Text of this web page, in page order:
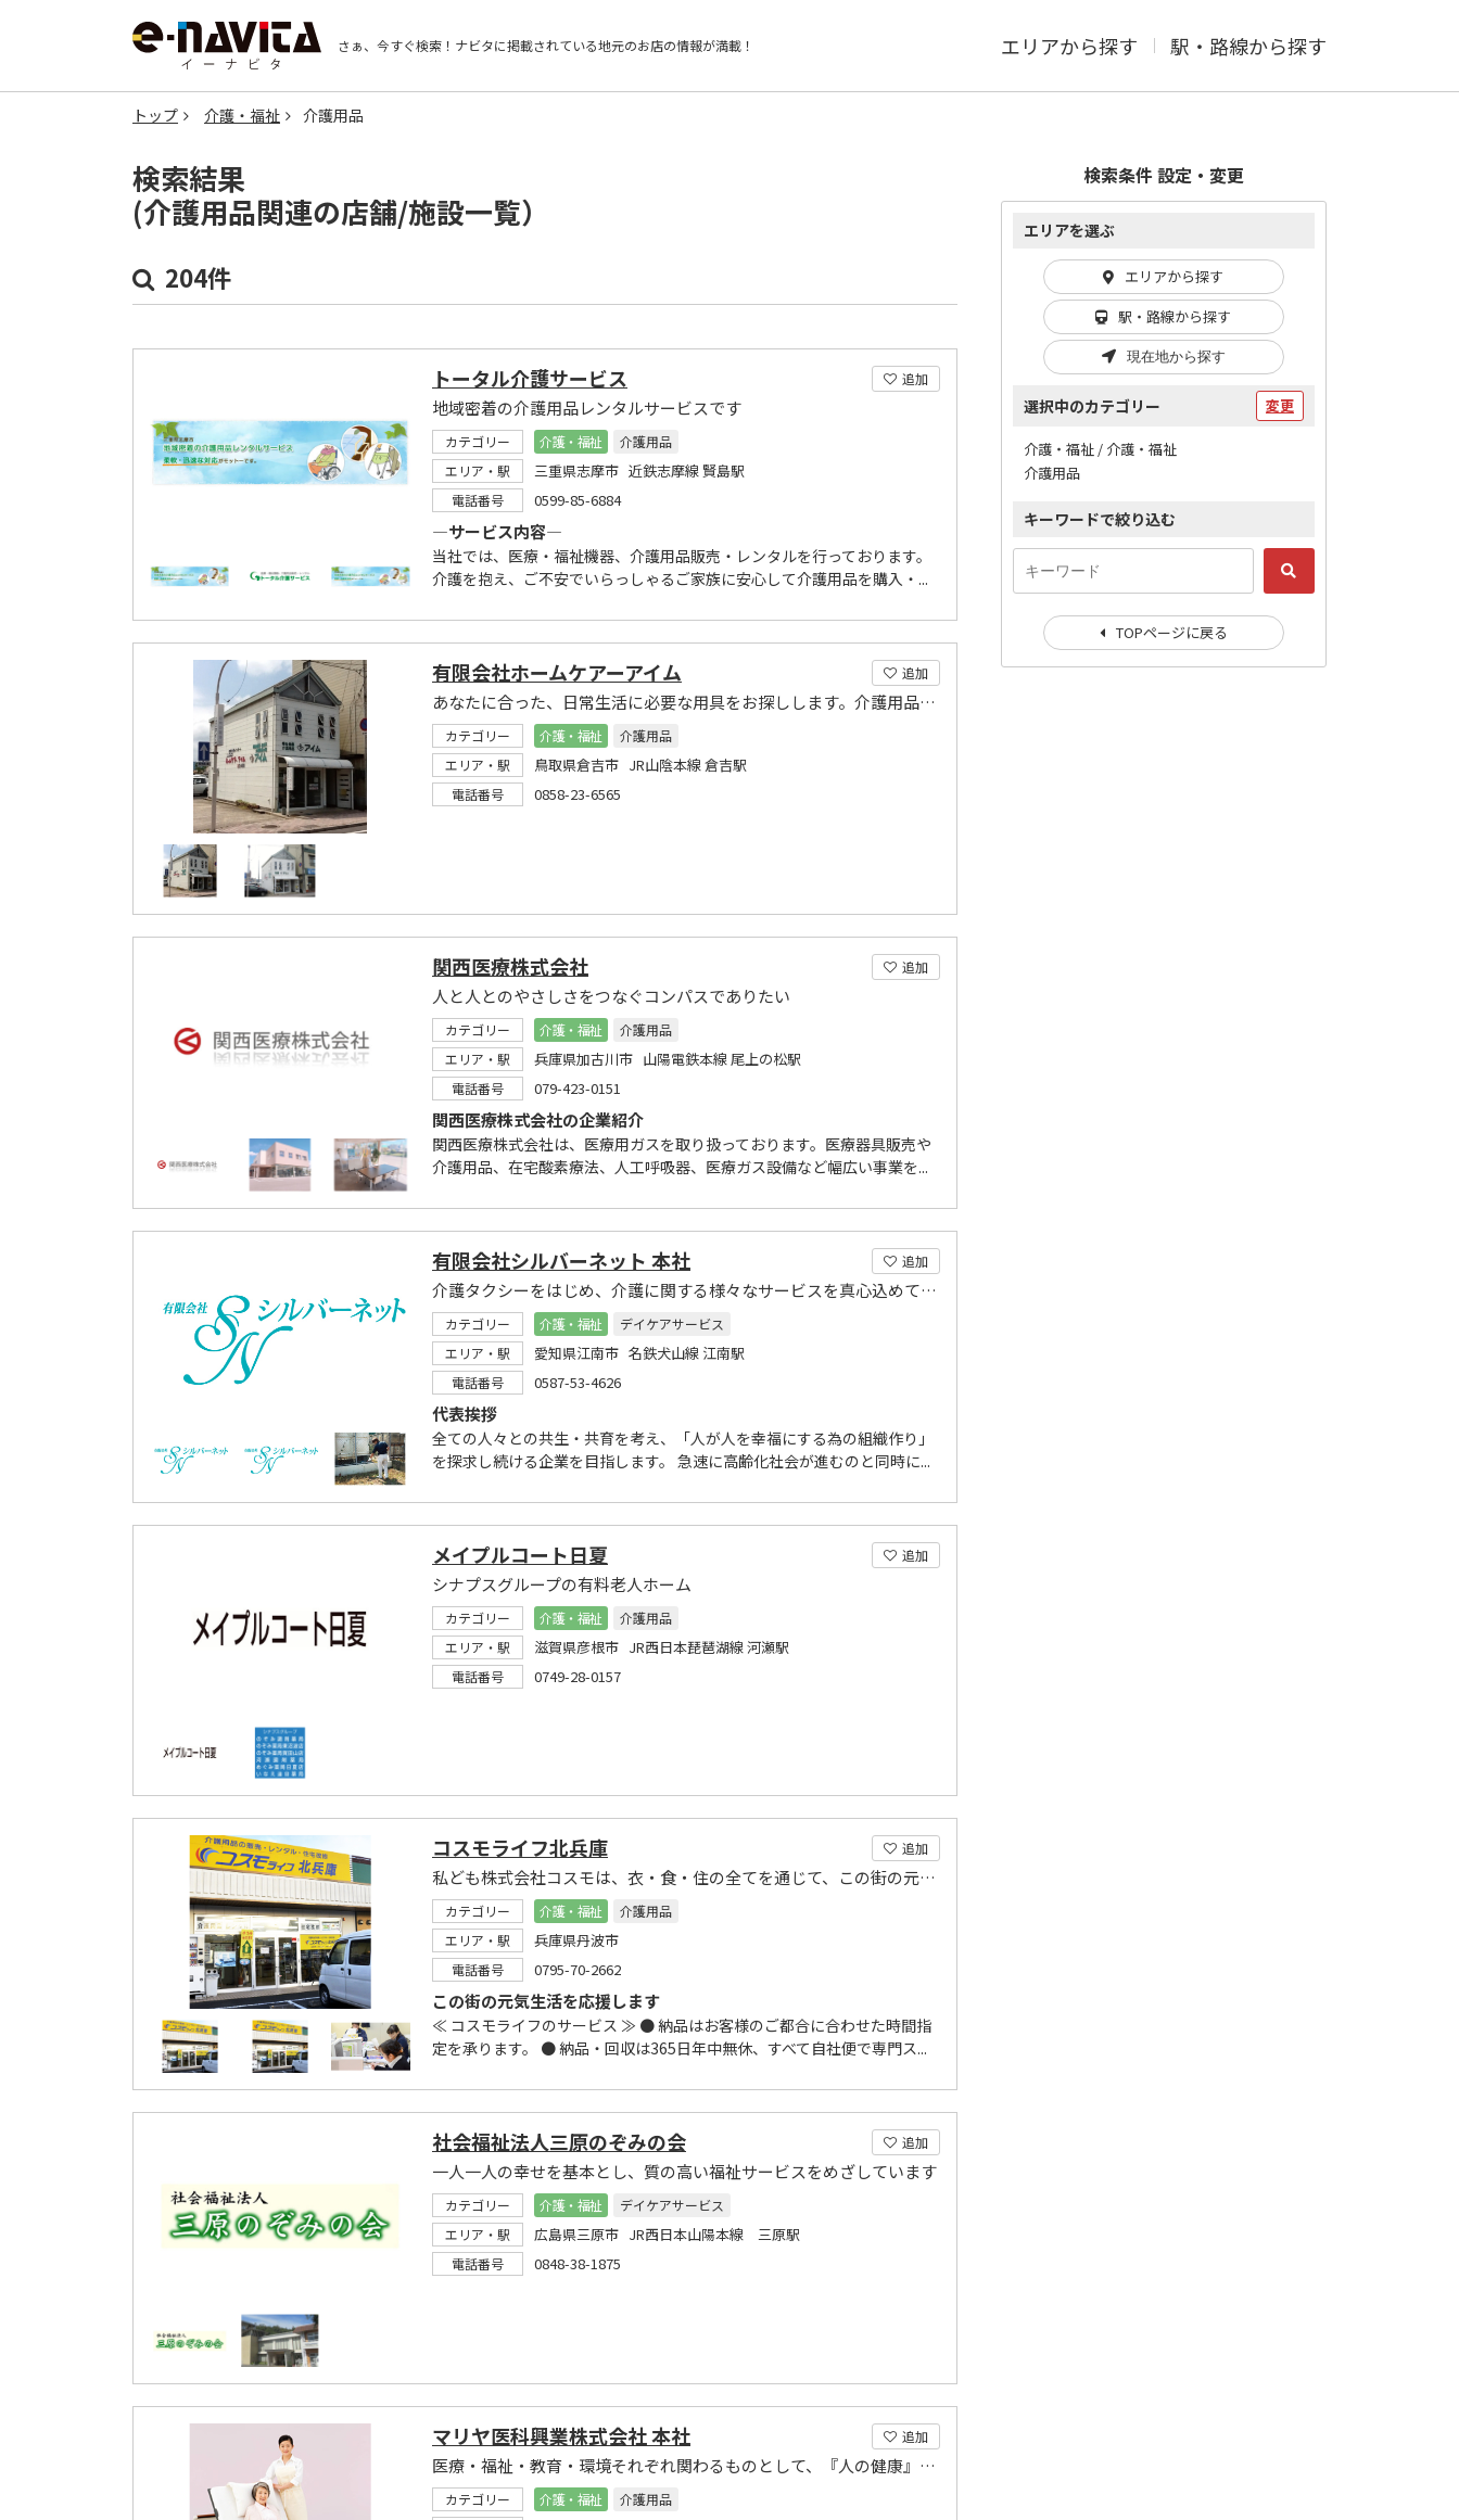
さぁ、今すぐ検索！ ナビタに掲載されている地元のお店の情報が満載！ エリアから探す 駅・路線から探す
トップ 介護・福祉 介護用品
検索結果
(介護用品関連の店舗/施設一覧）
204件
追加
トータル介護サービス
地域密着の介護用品レンタルサービスです
カテゴリー 介護・福祉
介護用品
エリア・駅
三重県志摩市 近鉄志摩線 賢島駅
電話番号 0599-85-6884
―サービス内容―
当社では、医療・福祉機器、介護用品販売・レンタルを行っております。
介護を抱え、ご不安でいらっしゃるご家族に安心して介護用品を購入・...
追加
有限会社ホームケアーアイム
あなたに合った、日常生活に必要な用具をお探しします。介護用品の販売と貸与
カテゴリー 介護・福祉
介護用品
エリア・駅
鳥取県倉吉市 JR山陰本線 倉吉駅
電話番号 0858-23-6565
追加
関西医療株式会社
人と人とのやさしさをつなぐコンパスでありたい
カテゴリー 介護・福祉
介護用品
エリア・駅
兵庫県加古川市 山陽電鉄本線 尾上の松駅
電話番号 079-423-0151
関西医療株式会社の企業紹介
関西医療株式会社は、医療用ガスを取り扱っております。医療器具販売や
介護用品、在宅酸素療法、人工呼吸器、医療ガス設備など幅広い事業を...
追加
有限会社シルバーネット 本社
介護タクシーをはじめ、介護に関する様々なサービスを真心込めてお届けいたします
カテゴリー 介護・福祉
デイケアサービス
エリア・駅
愛知県江南市 名鉄犬山線 江南駅
電話番号 0587-53-4626
代表挨拶
全ての人々との共生・共育を考え、「人が人を幸福にする為の組織作り」
を探求し続ける企業を目指します。 急速に高齢化社会が進むのと同時に...
追加
メイプルコート日夏
シナプスグループの有料老人ホーム
カテゴリー 介護・福祉
介護用品
エリア・駅
滋賀県彦根市 JR西日本琵琶湖線 河瀬駅
電話番号 0749-28-0157
追加
コスモライフ北兵庫
私ども株式会社コスモは、衣・食・住の全てを通じて、この街の元気生活を応援します。
カテゴリー 介護・福祉
介護用品
エリア・駅
兵庫県丹波市
電話番号 0795-70-2662
この街の元気生活を応援します
≪ コスモライフのサービス ≫ ● 納品はお客様のご都合に合わせた時間指
定を承ります。 ● 納品・回収は365日年中無休、すべて自社便で専門ス...
追加
社会福祉法人三原のぞみの会
一人一人の幸せを基本とし、質の高い福祉サービスをめざしています
カテゴリー 介護・福祉
デイケアサービス
エリア・駅
広島県三原市 JR西日本山陽本線 三原駅
電話番号 0848-38-1875
追加
マリヤ医科興業株式会社 本社
医療・福祉・教育・環境それぞれ関わるものとして、『人の健康』を永遠のテーマとして追求します
カテゴリー 介護・福祉
介護用品
検索条件 設定・変更
エリアを選ぶ
エリアから探す
駅・路線から探す
現在地から探す
選択中のカテゴリー 変更
介護・福祉 / 介護・福祉
介護用品
キーワードで絞り込む
TOPページに戻る